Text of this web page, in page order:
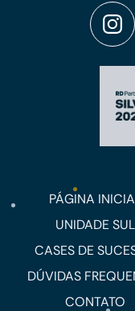
PÁGINA
UNIDADE SUL
CASES DE
DÚVIDAS
CONTATO